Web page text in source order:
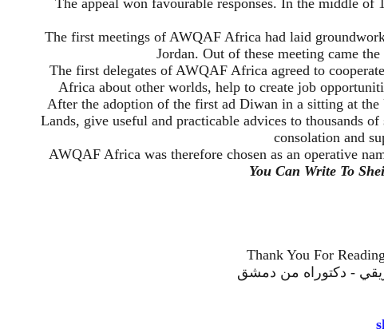
The appeal won favourable responses. In the middle
The first meetings of AWQAF Africa had laid
Jordan. Out of these meeting came
The first delegates of AWQAF Africa agreed to
Africa about other worlds, help to create job
After the adoption of the first ad Diwan in a sitting at
Lands, give useful and practicable advices to thousands
consolation and
AWQAF Africa was therefore chosen as an operative
You Can Write To
Thank You For
- دكتوراه من دمشق